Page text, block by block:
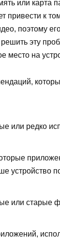
или карта
привести к
поэтому его
эту
место на
или редко
устройство
или старые